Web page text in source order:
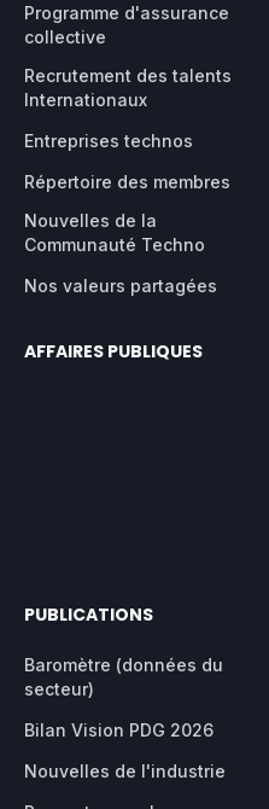
Programme d'assurance
collective
Recrutement des talents
Internationaux
Entreprises technos
Répertoire des membres
Nouvelles de la
Communauté Techno
Nos valeurs partagées
AFFAIRES PUBLIQUES
PUBLICATIONS
Baromètre (données du
secteur)
Bilan Vision PDG 2026
Nouvelles de l'industrie